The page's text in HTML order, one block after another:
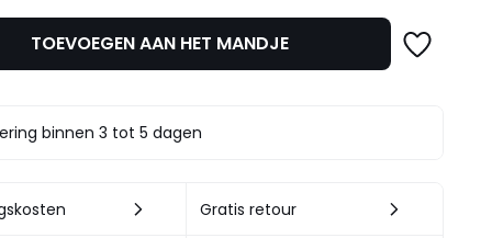
LAST
TOEVOEGEN AAN HET MANDJE
binnen 3 tot 5 dagen
Gratis retour